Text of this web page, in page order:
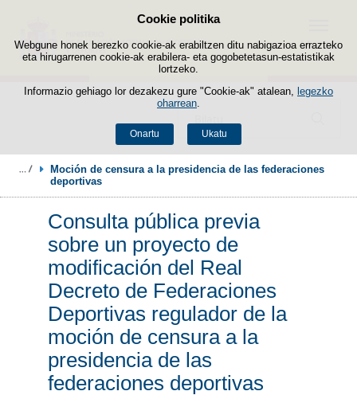
Cookie politika
Webgune honek berezko cookie-ak erabiltzen ditu nabigazioa errazteko
eta hirugarrenen cookie-ak erabilera- eta gogobetetasun-estatistikak
lortzeko.
Informazio gehiago lor dezakezu gure "Cookie-ak" atalean, legezko
oharrean
Onartu Ukatu
Edukira salto egin
Menua
Moción de censura a la presidencia de las federaciones
deportivas
Consulta pública previa
sobre un proyecto de
modificación del Real
Decreto de Federaciones
Deportivas regulador de la
moción de censura a la
presidencia de las
federaciones deportivas